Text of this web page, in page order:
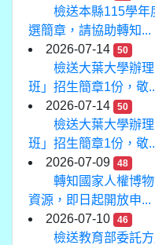
檢送本縣115學年
選簡章，請協助轉知...
2026-07-14
50
檢送大葉大學辦
班」招生簡章1份，敬
2026-07-14
50
檢送大葉大學辦
班」招生簡章1份，敬
2026-07-09
48
轉知國家人權博
資源，即日起開放申...
2026-07-10
46
檢送教育部委託